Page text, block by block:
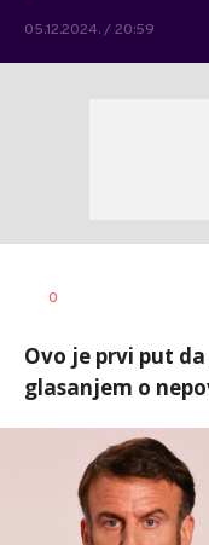
05.12.2024. / 20:59
AUTOR
0
Ovo je prvi put
glasanjem o